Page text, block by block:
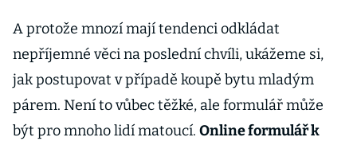
A protože mnozí mají tendenci odkládat
nepříjemné věci na poslední chvíli, ukážeme si,
jak postupovat v případě koupě bytu mladým
párem. Není to vůbec těžké, ale formulář může
být pro mnoho lidí matoucí. Online formulář k